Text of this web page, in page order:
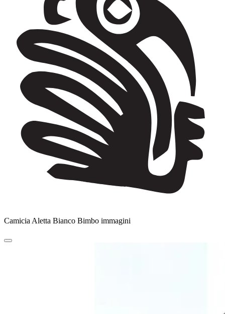
Camicia Aletta Bianco Bimbo immagini